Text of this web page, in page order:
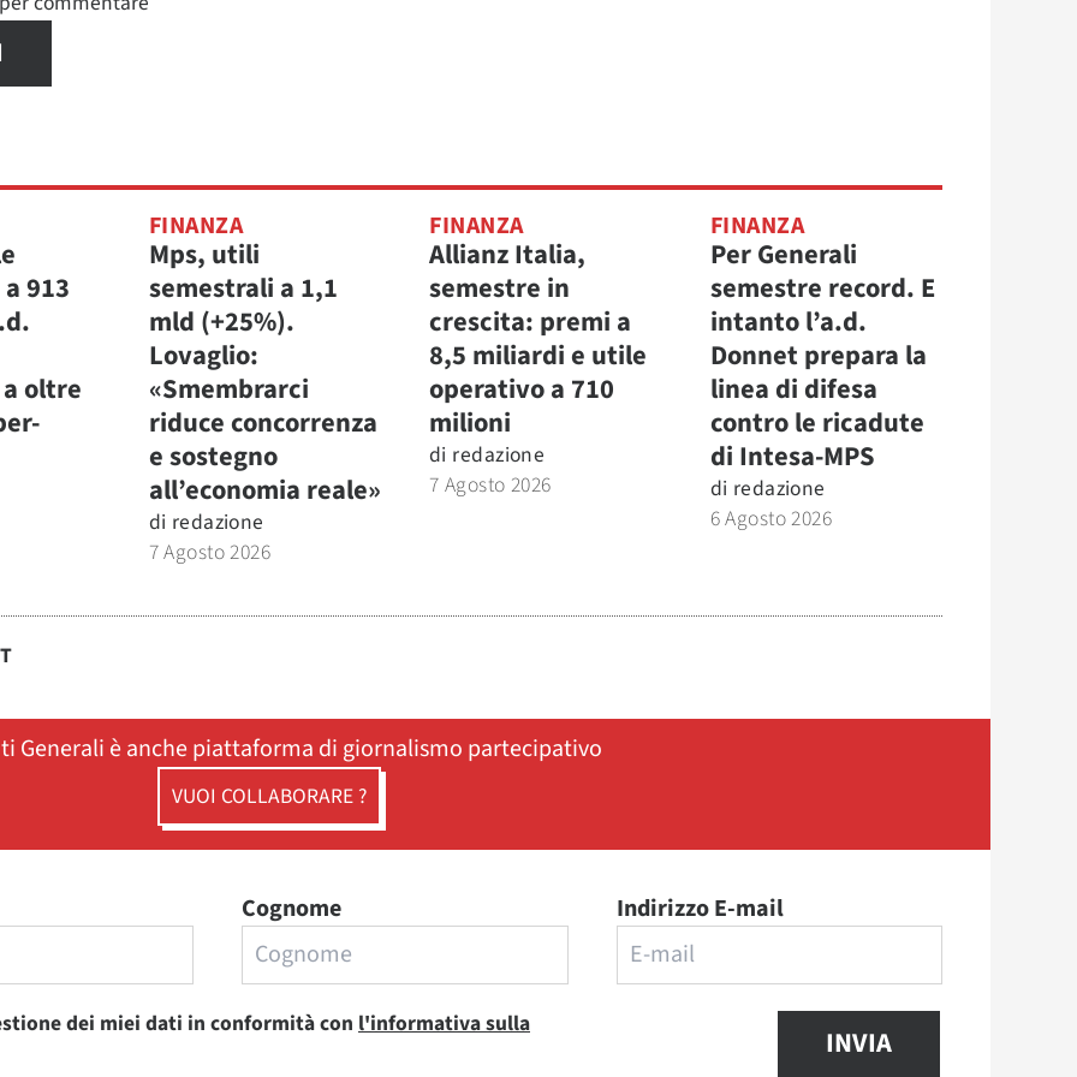
913
oltre
FINANZA
Mps, utili
semestrali a 1,1
mld (+25%).
Lovaglio:
«Smembrarci
riduce concorrenza
e sostegno
all’economia reale»
di redazione
7 Agosto 2026
FINANZA
Allianz Italia,
semestre in
crescita: premi a
8,5 miliardi e utile
operativo a 710
milioni
di redazione
7 Agosto 2026
FINANZA
Per Generali
semestre record. E
intanto l’a.d.
Donnet prepara la
linea di difesa
contro le ricadute
di Intesa-MPS
di redazione
6 Agosto 2026
Generali è anche piattaforma di giornalismo partecipativo
VUOI COLLABORARE ?
Cognome Indirizzo E-mail
dei miei dati in conformità con l'informativa sulla
INVIA